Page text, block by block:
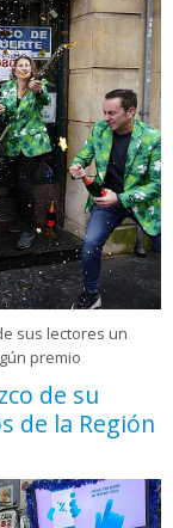
sus lectores un
premio
de su
de la Región